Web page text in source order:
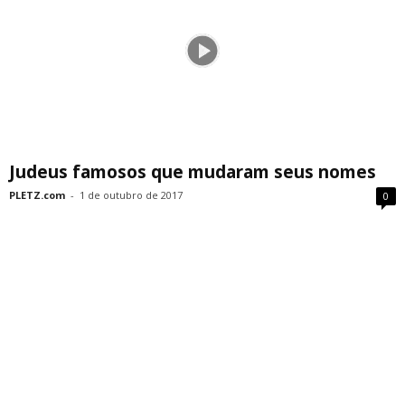
Judeus famosos que mudaram seus nomes
PLETZ.com - 1 de outubro de 2017 0